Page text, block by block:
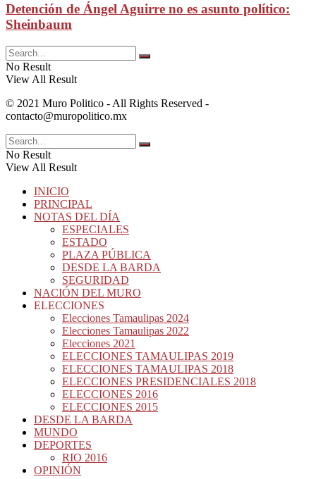
Detención de Ángel Aguirre no es asunto político:
Sheinbaum
No Result
View All Result
© 2021 Muro Politico - All Rights Reserved -
contacto@muropolitico.mx
No Result
View All Result
INICIO
PRINCIPAL
NOTAS DEL DÍA
ESPECIALES
ESTADO
PLAZA PÚBLICA
DESDE LA BARDA
SEGURIDAD
NACIÓN DEL MURO
ELECCIONES
Elecciones Tamaulipas 2024
Elecciones Tamaulipas 2022
Elecciones 2021
ELECCIONES TAMAULIPAS 2019
ELECCIONES TAMAULIPAS 2018
ELECCIONES PRESIDENCIALES 2018
ELECCIONES 2016
ELECCIONES 2015
DESDE LA BARDA
MUNDO
DEPORTES
RIO 2016
OPINIÓN